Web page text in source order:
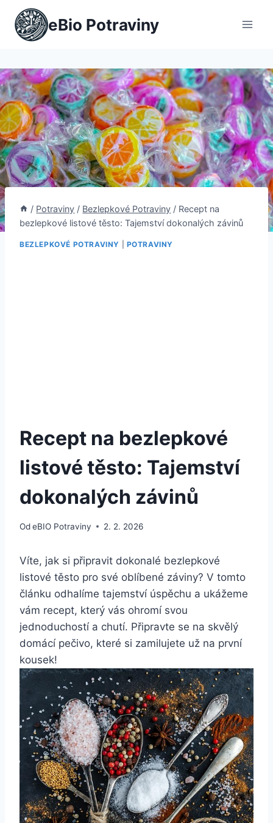
Přeskočit
obsah
eBio Potraviny
/ Potraviny / Bezlepkové Potraviny / Recept na
bezlepkové listové těsto: Tajemství dokonalých závinů
BEZLEPKOVÉ POTRAVINY POTRAVINY
Recept na bezlepkové
listové těsto: Tajemství
dokonalých závinů
OdeBIO Potraviny 2. 2. 2026
Víte, jak si připravit dokonalé bezlepkové
listové těsto pro své oblíbené záviny? V tomto
článku odhalíme tajemství úspěchu a ukážeme
vám recept, který vás ohromí svou
jednoduchostí a chutí. Připravte se na skvělý
domácí pečivo, které si zamilujete už na první
kousek!